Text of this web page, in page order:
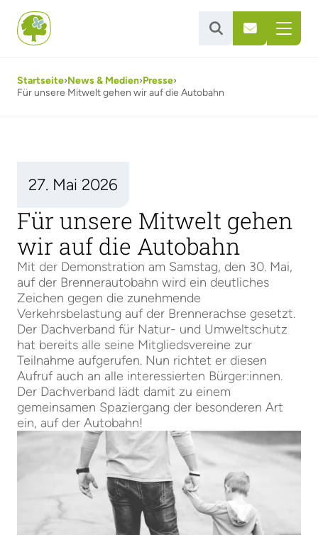
 
Startseite›News & Medien›Presse›
Für unsere Mitwelt gehen wir auf die Autobahn
27. Mai 2026
Für unsere Mitwelt gehen
wir auf die Autobahn
Mit der Demonstration am Samstag, den 30. Mai,
auf der Brennerautobahn wird ein deutliches
Zeichen gegen die zunehmende
Verkehrsbelastung auf der Brennerachse gesetzt.
Der Dachverband für Natur- und Umweltschutz
hat bereits alle seine Mitgliedsvereine zur
Teilnahme aufgerufen. Nun richtet er diesen
Aufruf auch an alle interessierten Bürger:innen.
Der Dachverband lädt damit zu einem
gemeinsamen Spaziergang der besonderen Art
ein, auf der Autobahn!